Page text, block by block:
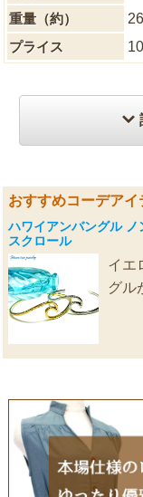
重量（約）
プライス
おすすめコーデアイ
ハワイアンバングル
スクロール
イエ
グル